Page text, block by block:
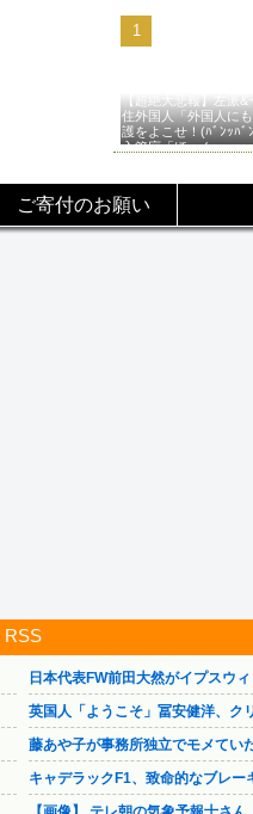
【超絶大悲報】左派&
住外国人「外国人に
護をよこせ！(ﾊﾞﾝｯﾊﾞ
入管庁「ほーん…」→
ご寄付のお願い
RSS
日本代表FW前田大然がイプスウ
英国人「ようこそ」冨安健洋、ク
藤あや子が事務所独立でモメてい
キャデラックF1、致命的なブレー